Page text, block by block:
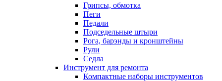
Грипсы, обмотка
Пеги
Педали
Подседельные штыри
Рога, барэнды и кронштейны
Рули
Седла
Инструмент для ремонта
Компактные наборы инструментов